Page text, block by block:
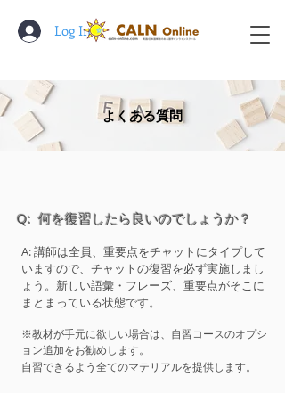
Log In
​よくある質問
Q: 何を復習したら良いのでしょうか？
A: 講師は全員、重要点をチャットにタイプして
いますので、チャットの復習を必ず実施しまし
ょう。新しい語彙・フレーズ、重要点がそこに
まとまっている状態です。
※教材が手元に欲しい場合は、自習コースのオプシ
ョン追加をお勧めします。
自習できるよう全てのマテリアルを提供します。